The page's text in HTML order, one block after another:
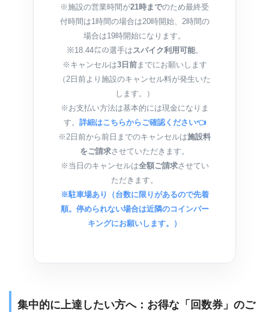
※施設の営業時間が21時までのため最終受
付時間は1時間の場合は20時開始、2時間の
場合は19時開始になります。
※18.44㍍の選手は スパイク利用可能。
※キャンセルは3日前までにお願いします
（2日前より施設のキャンセル料が発生いた
します。）
※お支払い方法は基本的には現金になりま
す。 詳細はこちらからご確認ください👈
※2日前から前日までのキャンセルは施設料
をご請求させていただきます。
※当日のキャンセルは全額ご請求させてい
ただきます。
※駐車場あり（台数に限りがあるので先着
順。停められない場合は近隣のコインパー
キングにお願いします。）
集中的に上達したい方へ：お得な「回数券」のご